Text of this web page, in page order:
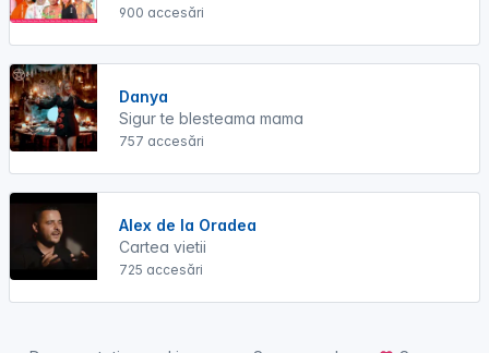
900 accesări
Danya
Sigur te blesteama mama
757 accesări
Alex de la Oradea
Cartea vietii
725 accesări